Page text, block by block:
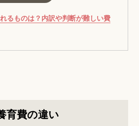
るものは？内訳や判断が難しい費
育費の違い